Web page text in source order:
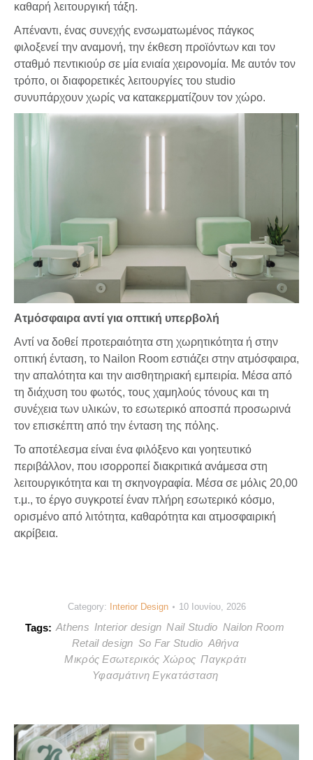
καθαρή λειτουργική τάξη.
Απέναντι, ένας συνεχής ενσωματωμένος πάγκος
φιλοξενεί την αναμονή, την έκθεση προϊόντων και τον
σταθμό πεντικιούρ σε μία ενιαία χειρονομία. Με αυτόν τον
τρόπο, οι διαφορετικές λειτουργίες του studio
συνυπάρχουν χωρίς να κατακερματίζουν τον χώρο.
Ατμόσφαιρα αντί για οπτική υπερβολή
Αντί να δοθεί προτεραιότητα στη χωρητικότητα ή στην
οπτική ένταση, το Nailon Room εστιάζει στην ατμόσφαιρα,
την απαλότητα και την αισθητηριακή εμπειρία. Μέσα από
τη διάχυση του φωτός, τους χαμηλούς τόνους και τη
συνέχεια των υλικών, το εσωτερικό αποσπά προσωρινά
τον επισκέπτη από την ένταση της πόλης.
Το αποτέλεσμα είναι ένα φιλόξενο και γοητευτικό
περιβάλλον, που ισορροπεί διακριτικά ανάμεσα στη
λειτουργικότητα και τη σκηνογραφία. Μέσα σε μόλις 20,00
τ.μ., το έργο συγκροτεί έναν πλήρη εσωτερικό κόσμο,
ορισμένο από λιτότητα, καθαρότητα και ατμοσφαιρική
ακρίβεια.
Category: Interior Design 10 Ιουνίου, 2026
Tags: Athens Interior design Nail Studio Nailon Room
Retail design So Far Studio Αθήνα
Μικρός Εσωτερικός Χώρος Παγκράτι
Υφασμάτινη Εγκατάσταση